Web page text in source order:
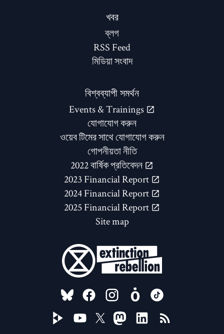
খবর
ব্লগ
RSS Feed
মিডিয়া সংবাদ
বিশ্বব্যাপী সমর্থন
Events & Trainings
যোগাযোগ করুন
ওয়েব টিমের সাথে যোগাযোগ করুন
গোপনীয়তা নীতি
2022 বার্ষিক প্রতিবেদন
2023 Financial Report
2024 Financial Report
2025 Financial Report
Site map
FOLLOW US ON